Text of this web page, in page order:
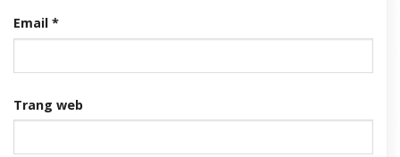
Email *
Trang web